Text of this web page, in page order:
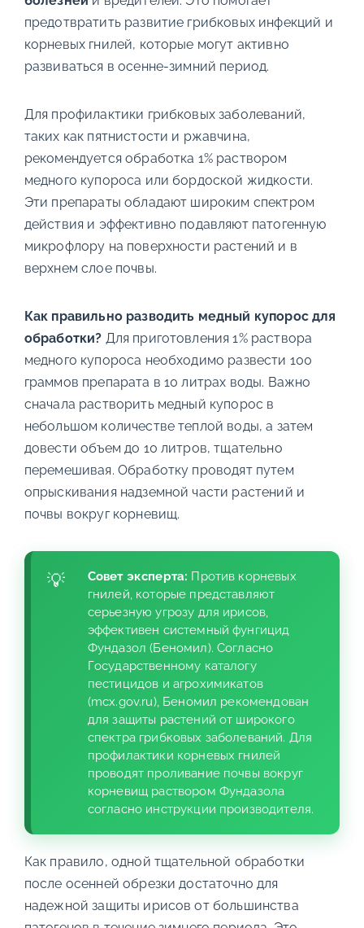
предотвратить развитие грибковых инфекций и
корневых гнилей, которые могут активно
развиваться в осенне-зимний период.
Для профилактики грибковых заболеваний,
таких как пятнистости и ржавчина,
рекомендуется обработка 1% раствором
медного купороса или бордоской жидкости.
Эти препараты обладают широким спектром
действия и эффективно подавляют патогенную
микрофлору на поверхности растений и в
верхнем слое почвы.
Как правильно разводить медный купорос для
обработки? Для приготовления 1% раствора
медного купороса необходимо развести 100
граммов препарата в 10 литрах воды. Важно
сначала растворить медный купорос в
небольшом количестве теплой воды, а затем
довести объем до 10 литров, тщательно
перемешивая. Обработку проводят путем
опрыскивания надземной части растений и
почвы вокруг корневищ.
Совет эксперта: Против корневых
гнилей, которые представляют
серьезную угрозу для ирисов,
эффективен системный фунгицид
Фундазол (Беномил). Согласно
Государственному каталогу
пестицидов и агрохимикатов
(mcx.gov.ru), Беномил рекомендован
для защиты растений от широкого
спектра грибковых заболеваний. Для
профилактики корневых гнилей
проводят проливание почвы вокруг
корневищ раствором Фундазола
согласно инструкции производителя.
Как правило, одной тщательной обработки
после осенней обрезки достаточно для
надежной защиты ирисов от большинства